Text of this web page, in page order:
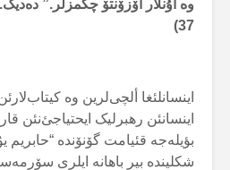
37)
اینسانلئغا ألچی‌لرین وە
اینسانئن رهبرلیک ایحتیاجئ‌نئن
بؤیلەجە قئیامت گۆنۆندە “حابریم
شکلیندە بیر باهانە ایلری